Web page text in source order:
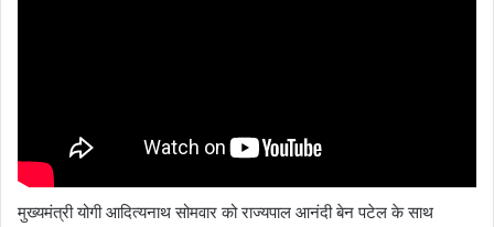
मुख्यमंत्री योगी आदित्यनाथ सोमवार को राज्यपाल आनंदी बेन पटेल के साथ